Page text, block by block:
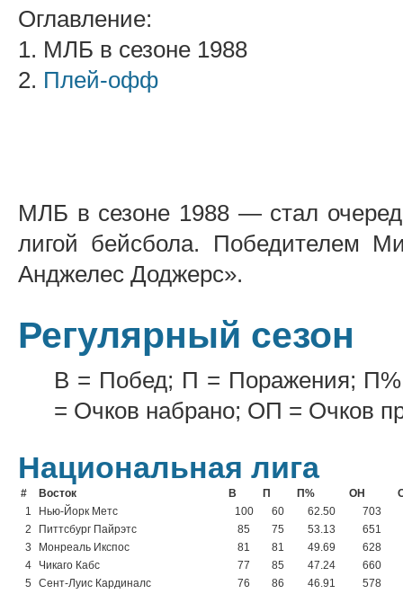
Оглавление:
1. МЛБ в сезоне 1988
2. Плей-офф
МЛБ в сезоне 1988 — стал
лигой бейсбола. Победителем
Анджелес Доджерс».
Регулярный сезон
В = Побед; П = Поражения;
= Очков набрано; ОП = Очков
Национальная лига
# Восток В П П% ОН
1
Нью-Йорк Метс 100 60 62.50
703
2
Питтсбург Пайрэтс 85 75 53.13
651
3
Монреаль Икспос 81 81 49.69
628
4
Чикаго Кабс 77 85 47.24
660
5
Сент-Луис Кардиналс 76 86 46.91
578